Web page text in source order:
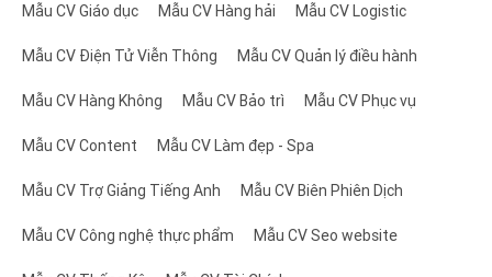
dự án, vị trí và thời gian làm việc, cũng như mô tả
công việc và trách nhiệm của mình trong từng dự án
liệt kê các bằng cấp, chứng chỉ và khóa học liên quan
đến lĩnh vực thiết kế kiến trúc nội thất.
- Thành tựu và giải thưởng: Nếu có, ứng viên cũng
Mẫu CV Giáo dục Mẫu CV Hàng hải Mẫu CV Logistic
Mẫu CV Điện Tử Viễn Thông Mẫu CV Quản lý điều hành
Mẫu CV Hàng Không Mẫu CV Bảo trì Mẫu CV Phục vụ
Mẫu CV Content Mẫu CV Làm đẹp - Spa
Mẫu CV Trợ Giảng Tiếng Anh Mẫu CV Biên Phiên Dịch
Mẫu CV Công nghệ thực phẩm Mẫu CV Seo website